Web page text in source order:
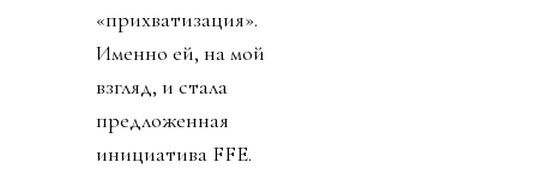
«прихватизация».
Именно ей, на мой
взгляд, и стала
предложенная
инициатива FFE.